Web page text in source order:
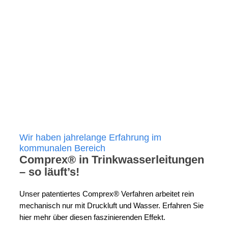
Wir haben jahrelange Erfahrung im
kommunalen Bereich
Comprex® in Trinkwasserleitungen
– so läuft’s!
Unser patentiertes Comprex® Verfahren arbeitet rein
mechanisch nur mit Druckluft und Wasser. Erfahren Sie
hier mehr über diesen faszinierenden Effekt.